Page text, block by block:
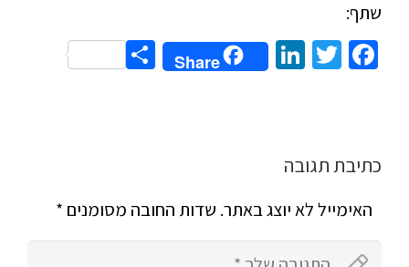
שתף:
Facebook
Twitter
LinkedIn
Share
Share
כתיבת תגובה
האימייל לא יוצג באתר. שדות החובה מסומנים *